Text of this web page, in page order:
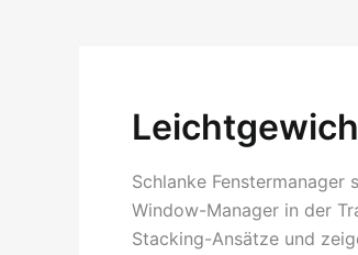
Schlanke
Window-Manager in der
Stacking-Ansätze und